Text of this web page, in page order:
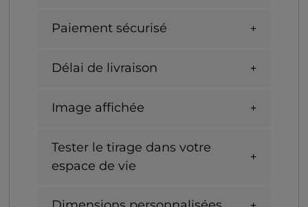
Paiement sécurisé
Délai de livraison
Image affichée
Tester le tirage dans votre
espace de vie